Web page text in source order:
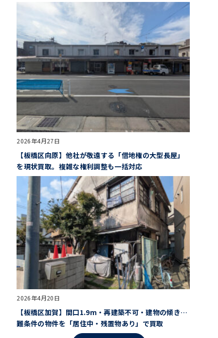
2026年4月27日
【板橋区向原】他社が敬遠する「借地権の大型長屋」
を現状買取。複雑な権利調整も一括対応
2026年4月20日
【板橋区加賀】間口1.9m・再建築不可・建物の傾き…
難条件の物件を「居住中・残置物あり」で買取